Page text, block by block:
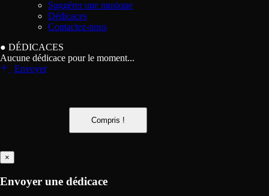
Suggérer une musique
Dédicaces
Contactez-nous
● DÉDICACES
Aucune dédicace pour le moment...
Envoyer
Compris !
×
Envoyer une dédicace